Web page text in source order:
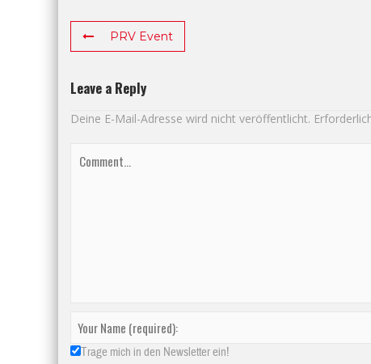
PRV Event
Leave a Reply
Deine E-Mail-Adresse wird nicht veröffentlicht.
Trage mich in den Newsletter ein!